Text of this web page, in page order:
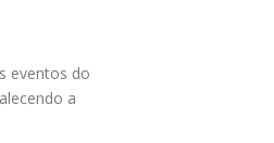
eventos do
a